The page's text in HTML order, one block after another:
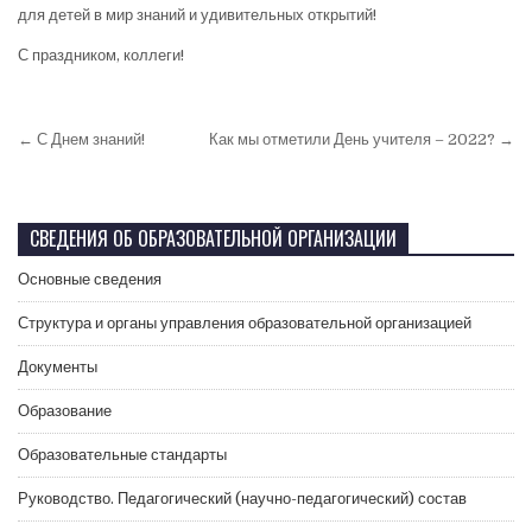
для детей в мир знаний и удивительных открытий!
С праздником, коллеги!
← С Днем знаний! Как мы отметили День учителя – 2022? →
СВЕДЕНИЯ ОБ ОБРАЗОВАТЕЛЬНОЙ ОРГАНИЗАЦИИ
Основные сведения
Структура и органы управления образовательной организацией
Документы
Образование
Образовательные стандарты
Руководство. Педагогический (научно-педагогический) состав